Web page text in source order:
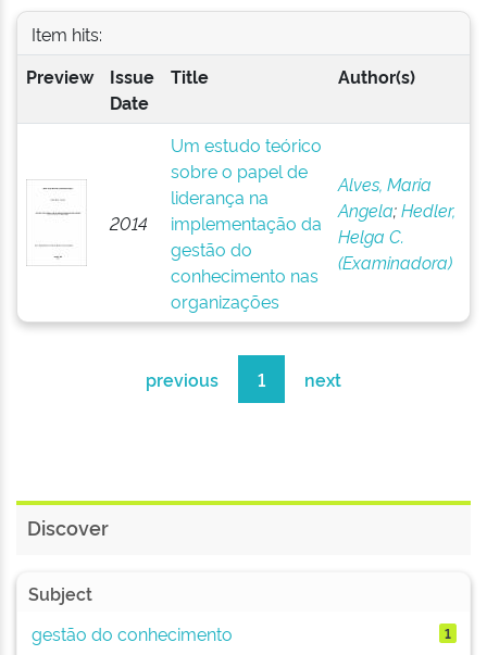
Item hits:
Preview
Issue
Date
Title Author(s)
2014
Um estudo teórico
sobre o papel de
liderança na
implementação da
gestão do
conhecimento nas
organizações
Alves, Maria
Angela;Hedler,
Helga C.
(Examinadora)
previous 1 next
Discover
Subject
gestão do conhecimento
1